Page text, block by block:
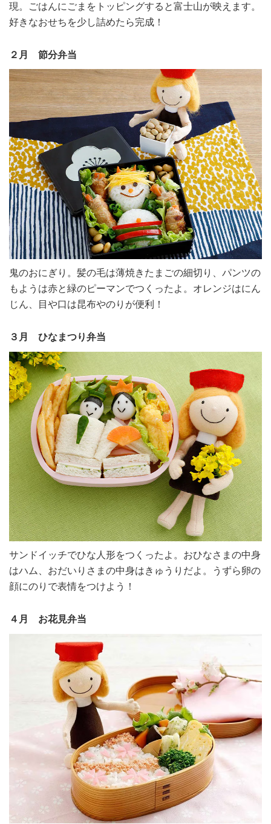
現。ごはんにごまをトッピングすると富士山が映えます。
好きなおせちを少し詰めたら完成！
２月 節分弁当
鬼のおにぎり。髪の毛は薄焼きたまごの細切り、パンツの
もようは赤と緑のピーマンでつくったよ。オレンジはにん
じん、目や口は昆布やのりが便利！
３月 ひなまつり弁当
サンドイッチでひな人形をつくったよ。おひなさまの中身
はハム、おだいりさまの中身はきゅうりだよ。うずら卵の
顔にのりで表情をつけよう！
４月 お花見弁当